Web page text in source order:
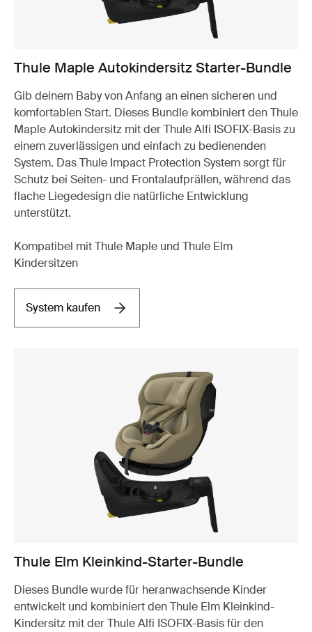
Thule Maple Autokindersitz Starter-Bundle
Gib deinem Baby von Anfang an einen sicheren und
komfortablen Start. Dieses Bundle kombiniert den Thule
Maple Autokindersitz mit der Thule Alfi ISOFIX-Basis zu
einem zuverlässigen und einfach zu bedienenden
System. Das Thule Impact Protection System sorgt für
Schutz bei Seiten- und Frontalaufprällen, während das
flache Liegedesign die natürliche Entwicklung
unterstützt.
Kompatibel mit Thule Maple und Thule Elm
Kindersitzen
System kaufen
Thule Elm Kleinkind-Starter-Bundle
Dieses Bundle wurde für heranwachsende Kinder
entwickelt und kombiniert den Thule Elm Kleinkind-
Kindersitz mit der Thule Alfi ISOFIX-Basis für den